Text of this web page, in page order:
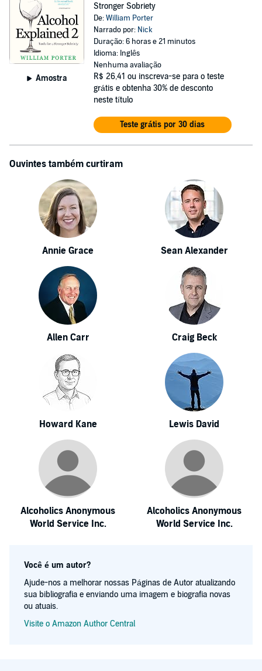
Amostra
Stronger Sobriety
De:William Porter
Narrado por: Nick
Duração: 6 horas e 21 minutos
Idioma: Inglês
Nenhuma avaliação
R$ 26,41 ou inscreva-se para o teste
grátis e obtenha 30% de desconto
neste título
Teste grátis por 30 dias
Ouvintes também curtiram
Annie Grace Sean Alexander
Allen Carr Craig Beck
Howard Kane Lewis David
Alcoholics Anonymous
World Service Inc.
Alcoholics Anonymous
World Service Inc.
Você é um autor?
Ajude-nos a melhorar nossas Páginas de Autor atualizando
sua bibliografia e enviando uma imagem e biografia novas
ou atuais.
Visite o Amazon Author Central